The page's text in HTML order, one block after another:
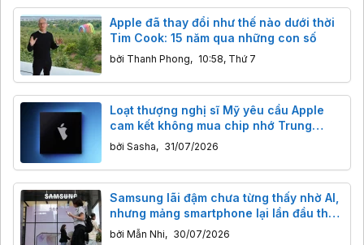
Apple đã thay đổi như thế nào dưới thời
Tim Cook: 15 năm qua những con số
bởi Thanh Phong, 10:58, Thứ 7
Loạt thượng nghị sĩ Mỹ yêu cầu Apple
cam kết không mua chip nhớ Trung
Quốc
bởi Sasha, 31/07/2026
Samsung lãi đậm chưa từng thấy nhờ AI,
nhưng mảng smartphone lại lần đầu thua
lỗ
bởi Mẫn Nhi, 30/07/2026